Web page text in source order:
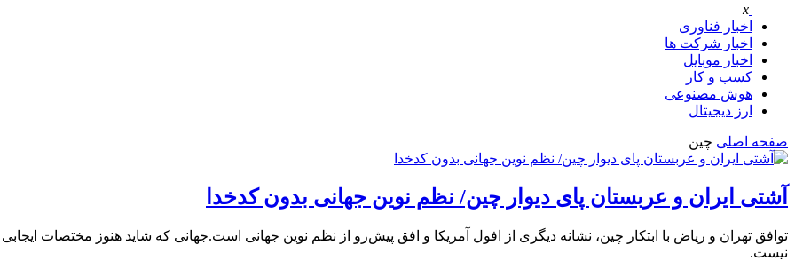
x
اخبار فناوری
اخبار شرکت ها
اخبار موبایل
کسب و کار
هوش مصنوعی
ارز دیجیتال
صفحه اصلی چین
آشتی ایران و عربستان پای دیوار چین/ نظم نوین جهانی بدون کدخدا
توافق تهران و ریاض با ابتکار چین، نشانه دیگری از افول آمریکا و افق پیش‌رو از نظم نوین جهانی است.جهانی که شاید هنوز مختصات
نیست.